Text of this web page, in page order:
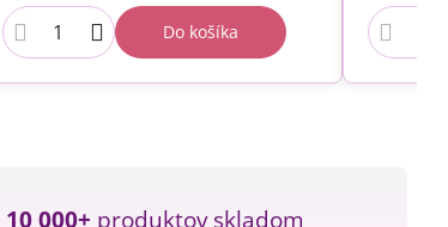
Do košíka
10 000+ produktov skladom